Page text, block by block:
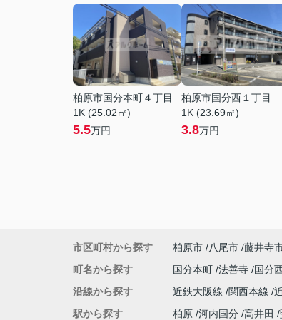
柏原市国分本町４丁目
1K (25.02㎡)
5.5万円
柏原市国分西１丁目
1K (23.69㎡)
3.8万円
市区町村から探す 柏原市 八尾市 藤井寺
町名から探す
国分本町 法善寺 国分
沿線から探す
近鉄大阪線 関西本線
駅から探す
柏原 河内国分 高井田